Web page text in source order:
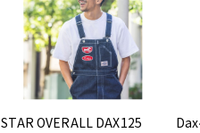
STAR OVERALL DAX125